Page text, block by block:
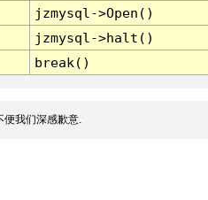
jzmysql->Open()
jzmysql->halt()
break()
我们深感歉意.